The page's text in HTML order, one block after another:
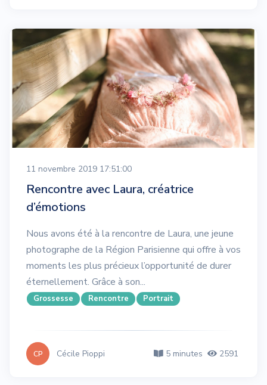
11 novembre 2019 17:51:00
Rencontre avec Laura, créatrice
d’émotions
Nous avons été à la rencontre de Laura, une jeune
photographe de la Région Parisienne qui offre à vos
moments les plus précieux l’opportunité de durer
éternellement. Grâce à son...
Grossesse Rencontre Portrait
CP Cécile Pioppi 5 minutes 2591